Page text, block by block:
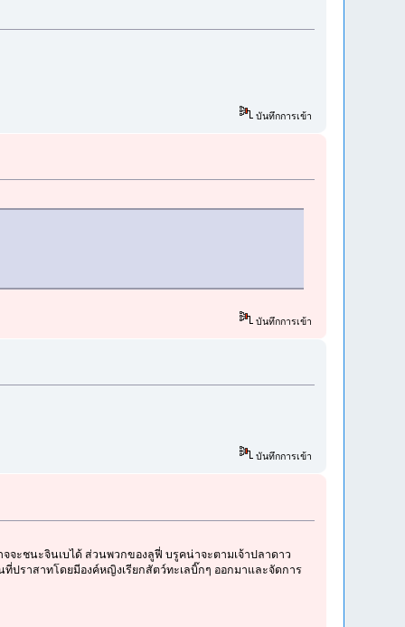
บันทึกการเข้า
บันทึกการเข้า
บันทึกการเข้า
จจะชนะจินเบได้ ส่วนพวกของลูฟี่ บรูคน่าจะตามเจ้าปลาดาว
ปราสาทโดยมีองค์หญิงเรียกสัตว์ทะเลบิ๊กๆ ออกมาและจัดการ